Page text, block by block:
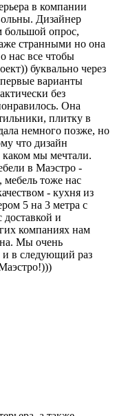
в компании
Дизайнер
большой опрос,
странными но она
нас все чтобы
буквально через
варианты
без
Она
плитку в
немного позже, но
что дизайн
мы мечтали.
в Маэстро -
тоже нас
- кухня из
5 на 3 метра с
и
компаниях нам
Мы очень
и в следующий раз